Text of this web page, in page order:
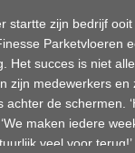
startte zijn bedrijf
Parketvloeren
Het succes is niet
zijn medewerkers en
achter de schermen.
maken iedere
veel voor terug!’